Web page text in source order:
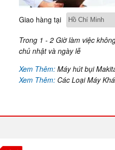
Giao hàng tại
Trong 1 - 2 Giờ làm việc
chủ nhật và ngày lễ
Xem Thêm: Máy hút bụi
Xem Thêm: Các Loại Máy